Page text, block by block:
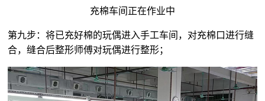
充棉车间正在作业中
第九步：将已充好棉的玩偶进入手工车间，对充棉口进行缝
合，缝合后整形师傅对玩偶进行整形；